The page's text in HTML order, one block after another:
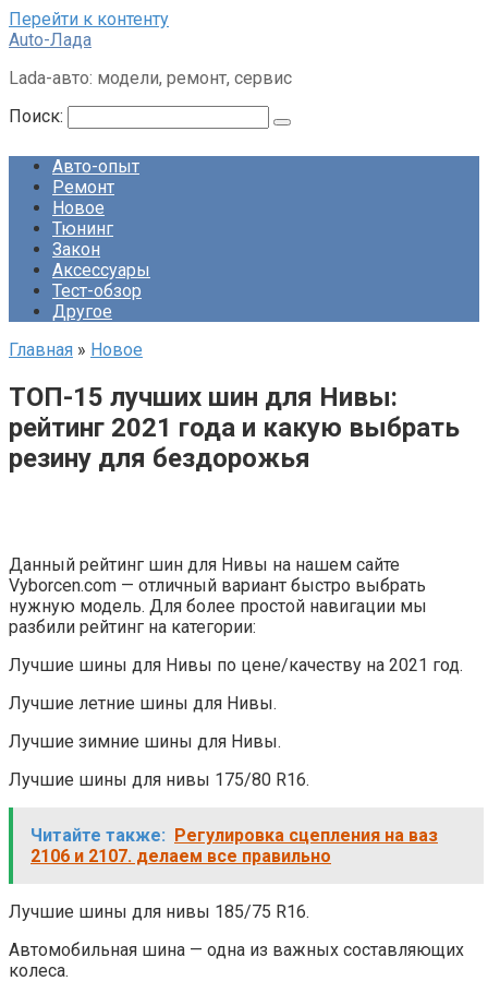
Перейти к контенту
Auto-Лада
Lada-авто: модели, ремонт, сервис
Поиск:
Авто-опыт
Ремонт
Новое
Тюнинг
Закон
Аксессуары
Тест-обзор
Другое
Главная » Новое
ТОП-15 лучших шин для Нивы:
рейтинг 2021 года и какую выбрать
резину для бездорожья
Данный рейтинг шин для Нивы на нашем сайте
Vyborcen.com — отличный вариант быстро выбрать
нужную модель. Для более простой навигации мы
разбили рейтинг на категории:
Лучшие шины для Нивы по цене/качеству на 2021 год.
Лучшие летние шины для Нивы.
Лучшие зимние шины для Нивы.
Лучшие шины для нивы 175/80 R16.
Читайте также: Регулировка сцепления на ваз
2106 и 2107. делаем все правильно
Лучшие шины для нивы 185/75 R16.
Автомобильная шина — одна из важных составляющих
колеса.